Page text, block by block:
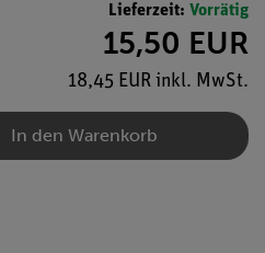
Lieferzeit: Vorrätig
15,50 EUR
18,45 EUR inkl. MwSt.
In den Warenkorb